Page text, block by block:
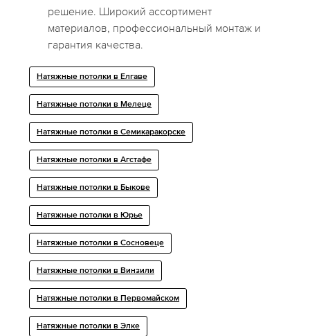
решение. Широкий ассортимент
материалов, профессиональный монтаж и
гарантия качества.
Натяжные потолки в Елгаве
Натяжные потолки в Мелеце
Натяжные потолки в Семикаракорске
Натяжные потолки в Агстафе
Натяжные потолки в Быкове
Натяжные потолки в Юрье
Натяжные потолки в Сосновеце
Натяжные потолки в Винзили
Натяжные потолки в Первомайском
Натяжные потолки в Элке